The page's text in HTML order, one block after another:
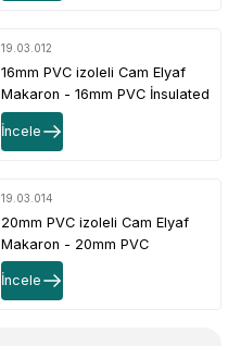
19.03.012
16mm PVC izoleli Cam Elyaf
Makaron - 16mm PVC İnsulated
Fiberglass Tubing
İncele
19.03.014
20mm PVC izoleli Cam Elyaf
Makaron - 20mm PVC
İnsulated Fiberglass Tubing
İncele